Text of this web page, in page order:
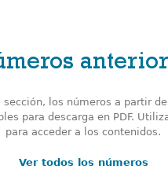
los números a partir
para descarga en PDF.
para acceder a los contenidos.
Ver todos los números